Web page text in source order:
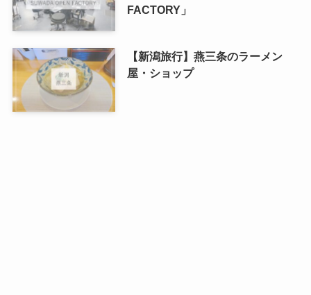
FACTORY」
【新潟旅行】燕三条のラーメン
屋・ショップ